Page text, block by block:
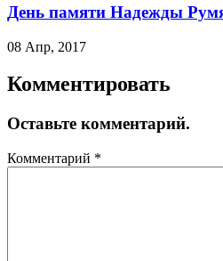
День памяти Надежды
08 Апр, 2017
Комментировать
Оставьте комментарий.
Комментарий *